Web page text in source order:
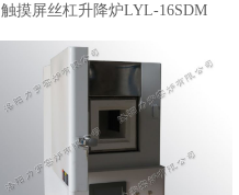
触摸屏丝杠升降炉LYL-16SDM